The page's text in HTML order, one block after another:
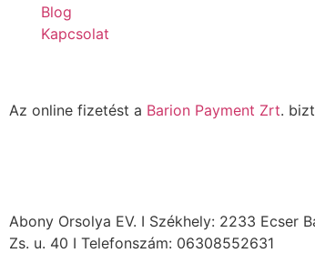
Blog
Kapcsolat
Az online fizetést a Barion Payment Zrt.
Abony Orsolya EV. I Székhely: 2233 Ecser
Zs. u. 40 I Telefonszám: 06308552631